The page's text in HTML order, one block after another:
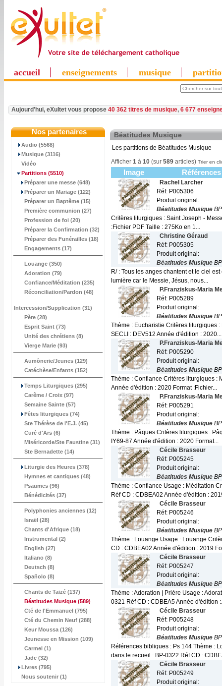
accueil enseignements musique
Aujourd'hui, eXultet vous propose 40 362 titres de musique, 6 677
Nos partenaires
Audio (5568)
Musique (3116)
Vidéo
Partitions (5510)
Préparer une messe (648)
Préparer un Mariage (122)
Préparer un Baptême (15)
Première communion (27)
Profession de foi (20)
Préparer la Confirmation (32)
Préparer des Funérailles (18)
Engagements (17)
Louange (350)
Adoration (79)
Confiance/Méditation (235)
Réconciliation/Pardon (48)
Intercession/Supplication (31)
Père (28)
Esprit Saint (73)
Unité des chrétiens (8)
Vierge Marie (93)
Aumônerie/Jeunes (129)
Catéchèse/Enfants (152)
Temps Liturgiques (295)
Carême / Croix (97)
Semaine Sainte (57)
Fêtes liturgiques (74)
Ste Thérèse de l'E.J. (45)
Curé d'Ars (6)
Miséricorde/Ste Faustine (31)
Ste Bernadette (14)
Liturgie des Heures (378)
Hymnes et cantiques (48)
Psaumes (96)
Bénédicités (37)
Polyphonies anciennes (12)
Israël (28)
Chants d'Afrique (18)
Instrumental (2)
English (27)
Italiano (8)
Deutsch (8)
Spañolo (8)
Chants de Taizé (137)
Béatitudes Musique (589)
Cté de l'Emmanuel (795)
Cté du Chemin Neuf (288)
Keur Moussa (126)
Jeunesse en Mission (109)
Carmel (1)
Jade (32)
Livres (795)
Nous soutenir (1)
Béatitudes Musique
Les partitions de Béatitudes Musique
Afficher 1 à 10 (sur 589 articles) Trier en
Image Références
Rachel Larcher
Réf: P005306
Produit original:
Béatitudes Musique
Critères liturgiques : Saint Joseph -
:Fichier PDF Taille : 275Ko en 1...
Christine Géraud
Réf: P005305
Produit original:
Béatitudes Musique
R/ : Tous les anges chantent et le ciel
lumière car le Messie, Jésus, nous...
P.Franziskus-Maria
Réf: P005289
Produit original:
Béatitudes Musique
Thème : Eucharistie Critères liturgiques
SECLI : DEV512 Année d'édition : 2020...
P.Franziskus-Maria
Réf: P005290
Produit original:
Béatitudes Musique
Thème : Confiance Critères liturgiques :
Année d'édition : 2020 Format :Fichier...
P.Franziskus-Maria
Réf: P005291
Produit original:
Béatitudes Musique
Thème : Pâques Critères liturgiques :
IY69-87 Année d'édition : 2020 Format...
Cécile Brasseur
Réf: P005245
Produit original:
Béatitudes Musique
Thème : Confiance Usage : Méditation
Réf CD : CDBEA02 Année d'édition :
Cécile Brasseur
Réf: P005246
Produit original:
Béatitudes Musique
Thème : Louange Usage : Louange
CD : CDBEA02 Année d'édition : 2019
Cécile Brasseur
Réf: P005247
Produit original:
Béatitudes Musique
Thème : Adoration | Prière Usage :
0321 Réf CD : CDBEA5 Année d'édition
Cécile Brasseur
Réf: P005248
Produit original:
Béatitudes Musique
Références bibliques : Ps 144 Thème :
dans le recueil : BP-0322 Réf CD :
Cécile Brasseur
Réf: P005249
Produit original: